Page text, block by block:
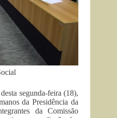
segunda-feira (18),
da Presidência da
da Comissão